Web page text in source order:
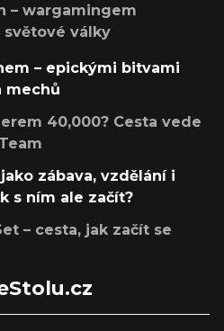
– wargamingem
války
– epickými bitvami
mechů
40,000? Cesta vede
zábava, vzdělání i
s ním ale začít?
– cesta, jak začít se